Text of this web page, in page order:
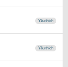
Yêu thích
Yêu thích